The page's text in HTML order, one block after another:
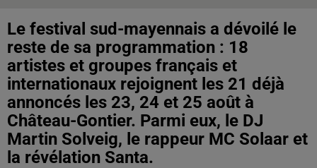
Le festival sud-mayennais a dévoilé le
reste de sa programmation : 18
artistes et groupes français et
internationaux rejoignent les 21 déjà
annoncés les 23, 24 et 25 août à
Château-Gontier. Parmi eux, le DJ
Martin Solveig, le rappeur MC Solaar et
la révélation Santa.